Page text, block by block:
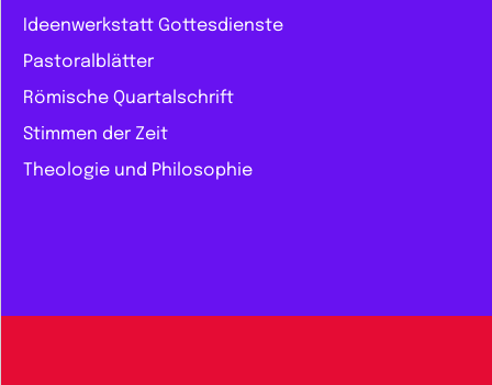
Ideenwerkstatt Gottesdienste
Pastoralblätter
Römische Quartalschrift
Stimmen der Zeit
Theologie und Philosophie